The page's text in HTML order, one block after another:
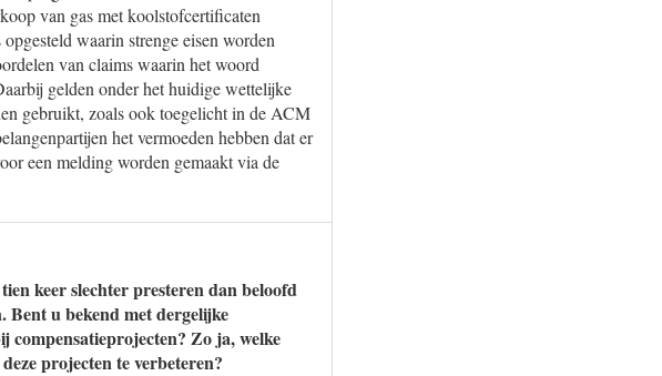
van gas met koolstofcertificaten
waarin strenge eisen worden
van claims waarin het woord
gelden onder het huidige wettelijke
gebruikt, zoals ook toegelicht in de ACM
het vermoeden hebben dat er
een melding worden gemaakt via de
keer slechter presteren dan beloofd
Bent u bekend met dergelijke
compensatieprojecten? Zo ja, welke
projecten te verbeteren?